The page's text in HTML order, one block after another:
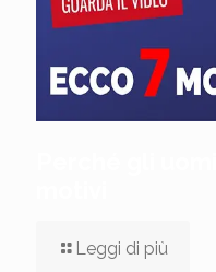
Leggi di più